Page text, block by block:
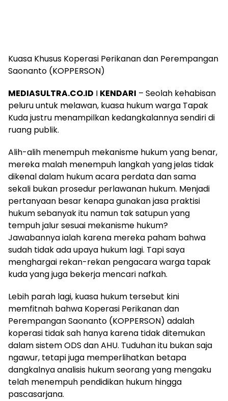
Kuasa Khusus Koperasi Perikanan dan Perempangan
Saonanto (KOPPERSON)
MEDIASULTRA.CO.ID I KENDARI – Seolah kehabisan
peluru untuk melawan, kuasa hukum warga Tapak
Kuda justru menampilkan kedangkalannya sendiri di
ruang publik.
Alih-alih menempuh mekanisme hukum yang benar,
mereka malah menempuh langkah yang jelas tidak
dikenal dalam hukum acara perdata dan sama
sekali bukan prosedur perlawanan hukum. Menjadi
pertanyaan besar kenapa gunakan jasa praktisi
hukum sebanyak itu namun tak satupun yang
tempuh jalur sesuai mekanisme hukum?
Jawabannya ialah karena mereka paham bahwa
sudah tidak ada upaya hukum lagi. Tapi saya
menghargai rekan-rekan pengacara warga tapak
kuda yang juga bekerja mencari nafkah.
Lebih parah lagi, kuasa hukum tersebut kini
memfitnah bahwa Koperasi Perikanan dan
Perempangan Saonanto (KOPPERSON) adalah
koperasi tidak sah hanya karena tidak ditemukan
dalam sistem ODS dan AHU. Tuduhan itu bukan saja
ngawur, tetapi juga memperlihatkan betapa
dangkalnya analisis hukum seorang yang mengaku
telah menempuh pendidikan hukum hingga
pascasarjana.